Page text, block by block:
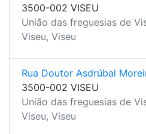
3500-002 VISEU
União das freguesias de
Viseu, Viseu
Rua Doutor Asdrúbal
3500-002 VISEU
União das freguesias de
Viseu, Viseu